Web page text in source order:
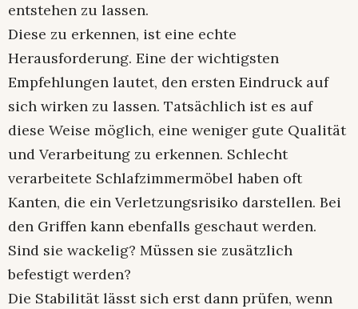
entstehen zu lassen.
Diese zu erkennen, ist eine echte
Herausforderung. Eine der wichtigsten
Empfehlungen lautet, den ersten Eindruck auf
sich wirken zu lassen. Tatsächlich ist es auf
diese Weise möglich, eine weniger gute Qualität
und Verarbeitung zu erkennen. Schlecht
verarbeitete Schlafzimmermöbel haben oft
Kanten, die ein Verletzungsrisiko darstellen. Bei
den Griffen kann ebenfalls geschaut werden.
Sind sie wackelig? Müssen sie zusätzlich
befestigt werden?
Die Stabilität lässt sich erst dann prüfen, wenn